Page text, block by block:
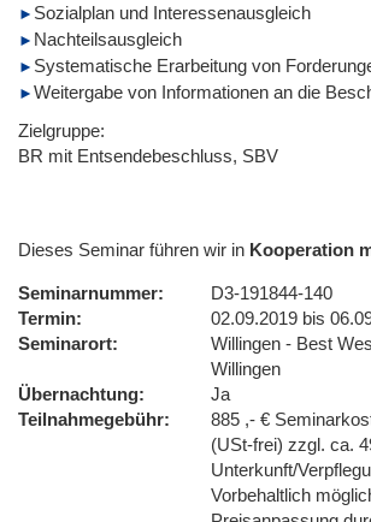
Sozialplan und Interessenausgleich
Nachteilsausgleich
Systematische Erarbeitung von
Weitergabe von Informationen an die
Zielgruppe:
BR mit Entsendebeschluss, SBV
Dieses Seminar führen wir in Kooperation
Seminarnummer
D3-191844-140
Termin
02.09.2019 bis
Seminarort
Willingen - Best
Willingen
Übernachtung
Ja
Teilnahmegebühr
885 ,- €
(USt-frei) zzgl. ca.
Unterkunft/
Vorbehaltlich